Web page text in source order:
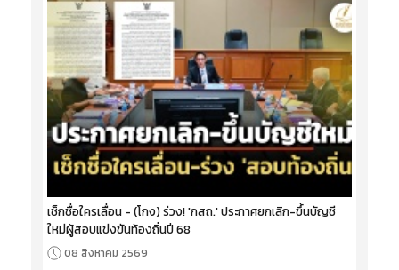
เช็กชื่อใครเลื่อน - (โกง) ร่วง! 'กสถ.' ประกาศยกเลิก-ขึ้นบัญชี
ใหม่ผู้สอบแข่งขันท้องถิ่นปี 68
08 สิงหาคม 2569